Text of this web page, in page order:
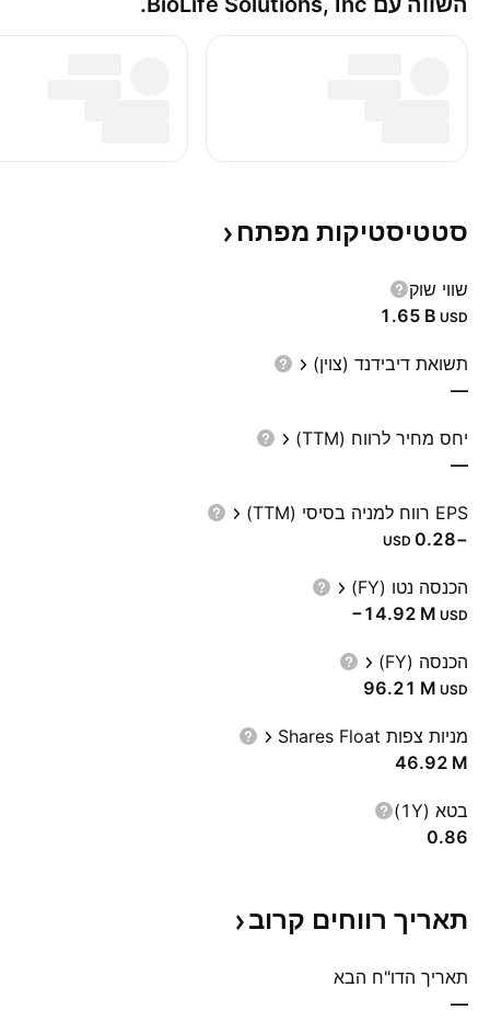
סטטיסטיקות מפתח
שווי שוק
‪1.65 B‬ USD
תשואת דיבידנד (צוין)
—
יחס מחיר לרווח (TTM)
—
EPS רווח למניה בסיסי (TTM)
−0.28
USD
הכנסה נטו (FY)
‪−14.92 M‬ USD
הכנסה (FY)
‪96.21 M‬ USD
מניות צפות Shares Float
‪46.92 M‬
בטא (1Y)
0.86
תאריך רווחים קרוב
תאריך הדו"ח הבא
—